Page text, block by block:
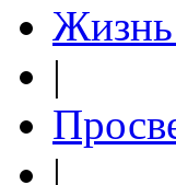
Жизнь
|
|